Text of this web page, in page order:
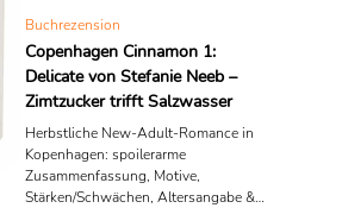
Buchrezension
Copenhagen Cinnamon 1:
Delicate von Stefanie Neeb –
Zimtzucker trifft Salzwasser
Herbstliche New-Adult-Romance in
Kopenhagen: spoilerarme
Zusammenfassung, Motive,
Stärken/Schwächen, Altersangabe &